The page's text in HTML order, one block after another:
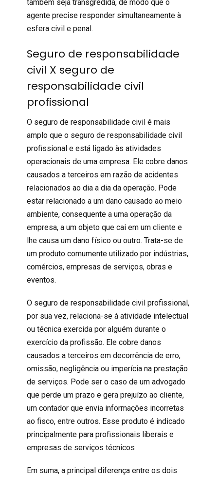
também seja transgredida, de modo que o
agente precise responder simultaneamente à
esfera civil e penal.
Seguro de responsabilidade
civil X seguro de
responsabilidade civil
profissional
O seguro de responsabilidade civilé mais
amplo que o seguro de responsabilidade civil
profissionale está ligado às atividades
operacionais de uma empresa. Ele cobre danos
causados a terceiros em razão de acidentes
relacionados ao dia a dia da operação. Pode
estar relacionado a um dano causado ao meio
ambiente, consequente a uma operação da
empresa, a um objeto que cai em um cliente e
lhe causa um dano físico ou outro. Trata-se de
um produto comumente utilizado por indústrias,
comércios, empresas de serviços, obras e
eventos.
O seguro de responsabilidade civil profissional,
por sua vez, relaciona-se à atividade intelectual
ou técnica exercida por alguém durante o
exercício da profissão. Ele cobre danos
causados a terceiros em decorrência de erro,
omissão, negligência ou imperícia na prestação
de serviços. Pode ser o caso de um advogado
que perde um prazo e gera prejuízo ao cliente,
um contadorque envia informações incorretas
ao fisco, entre outros. Esse produto é indicado
principalmente para profissionais liberais e
empresas de serviços técnicos
Em suma, a principal diferença entre os dois